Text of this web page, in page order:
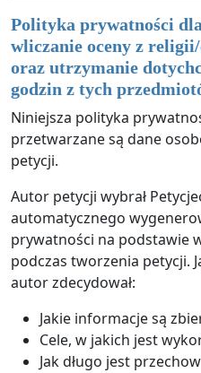
Polityka prywatności
wliczanie oceny z
oraz utrzymanie
godzin z tych
Niniejsza polityka
przetwarzane są dane
petycji.
Autor petycji wybrał
automatycznego
prywatności na podstawie
podczas tworzenia petycji.
autor zdecydował:
Jakie informacje są
Cele, w jakich jest
Jak długo jest